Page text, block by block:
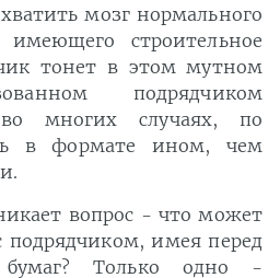
мозг нормального
имеющего строительное
тонет в этом мутном
подрядчиком
многих случаях, по
в формате ином, чем
вопрос - что может
подрядчиком, имея перед
Только одно -